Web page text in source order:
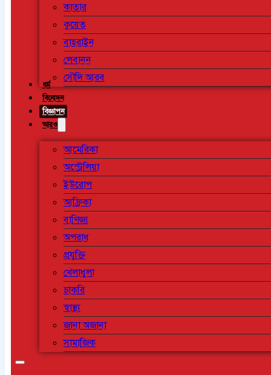
কাতার
কুয়েত
বাহরাইন
লেবানন
সৌদি আরব
ধর্ম
বিনোদন
বিজ্ঞাপন
আরও
আমেরিকা
অস্ট্রেলিয়া
ইউরোপ
আফ্রিকা
বাণিজ্য
অপরাধ
প্রযুক্তি
খেলাধুলা
চাকরি
স্বাস্থ্য
জানা অজানা
সামাজিক